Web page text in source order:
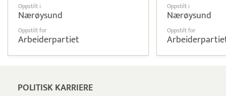
Oppstilt i
Nærøysund
Oppstilt for
Arbeiderpartiet
Oppstilt i
Nærøysund
Oppstilt for
POLITISK KARRIERE